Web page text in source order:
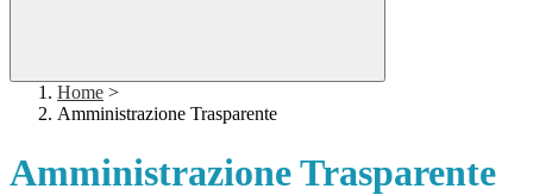
Home >
Amministrazione Trasparente
Amministrazione Trasparente